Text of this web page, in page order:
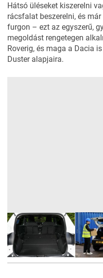
Hátsó üléseket kiszerelni
rácsfalat beszerelni, és
furgon – ezt az egyszerű,
megoldást rengetegen
Roverig, és maga a Dacia
Dusteralapjaira.